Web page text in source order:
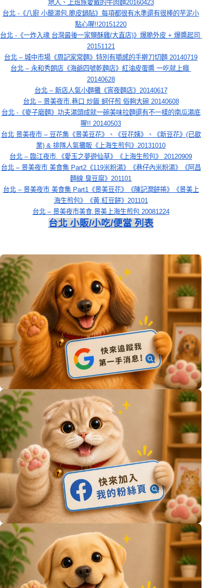
地人、上班族愛戴的牛肉麵20160423
台北 -《八廚 小籠湯包.脆皮鍋貼》每項都很有水準還有很棒的芋泥小
點心喔!!20151220
台北 -《一炸入魂 台灣最後一家鹽酥雞(大直店)》爆脆外皮 + 爆醬起司
20151121
台北 – 城中市場《周記家常麵》特別有嚼感的手擀刀切麵 20140719
台北 – 永和秀朗店《海爺四號乾麵店》紅油皮蛋醬 一吃就上癮
20140628
台北 – 新店人氣小麵攤《宵夜麵店》20140617
台北 – 景美夜市.巷口 炒飯 蚵仔煎 俗夠大碗 20140608
台北 -《麥子磨麵》功夫湯頭成就一碗美味拉麵還有不一樣的南瓜湯底
喔!! 20140503
台北 景美夜市 – 豆花集《景美豆花》、《豆花姨》、《新豆花》(已歇
業) & 排隊人氣攤販《上海生煎包》20131010
台北 – 臨江夜市.《愛玉之夢遊仙草》《上海生煎包》 20120909
台北 – 景美夜市 美食集 Part2《119米粉湯》《巷仔內米粉湯》《阿昌
麵線.臭豆腐》201101
台北 – 景美夜市 美食集 Part1《景美豆花》《陳記潤餅捲》《景美上
海生煎包》《黃.紅豆餅》201101
台北 – 景美夜市美食.景美上海生煎包 20081224
台北 小販/小吃/便當 列表